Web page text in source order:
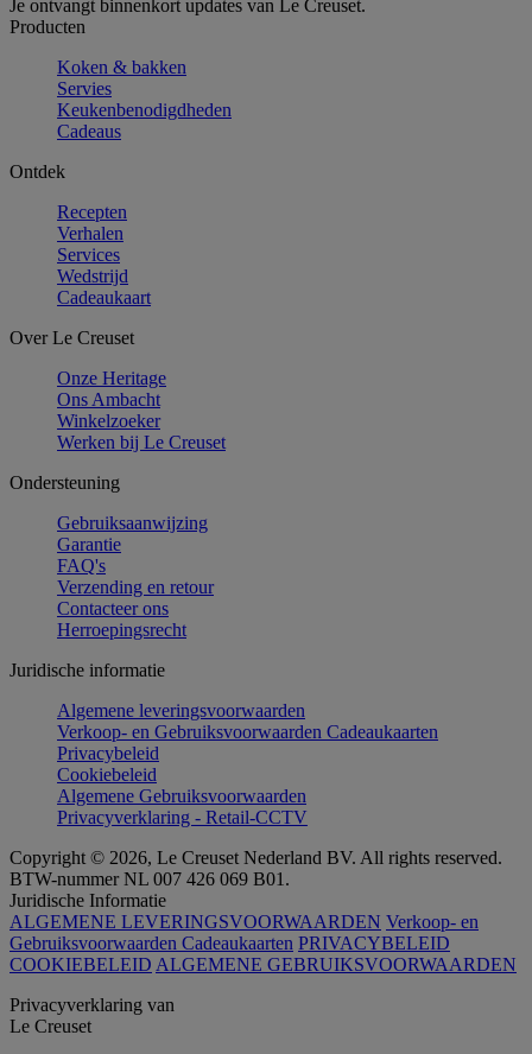
Je ontvangt binnenkort updates van Le Creuset.
Producten
Koken & bakken
Servies
Keukenbenodigdheden
Cadeaus
Ontdek
Recepten
Verhalen
Services
Wedstrijd
Cadeaukaart
Over Le Creuset
Onze Heritage
Ons Ambacht
Winkelzoeker
Werken bij Le Creuset
Ondersteuning
Gebruiksaanwijzing
Garantie
FAQ's
Verzending en retour
Contacteer ons
Herroepingsrecht
Juridische informatie
Algemene leveringsvoorwaarden
Verkoop- en Gebruiksvoorwaarden Cadeaukaarten
Privacybeleid
Cookiebeleid
Algemene Gebruiksvoorwaarden
Privacyverklaring - Retail-CCTV
Copyright © 2026, Le Creuset Nederland BV. All rights reserved.
BTW-nummer NL 007 426 069 B01.
Juridische Informatie
ALGEMENE LEVERINGSVOORWAARDEN Verkoop- en
Gebruiksvoorwaarden Cadeaukaarten PRIVACYBELEID
COOKIEBELEID ALGEMENE GEBRUIKSVOORWAARDEN
Privacyverklaring van
Le Creuset